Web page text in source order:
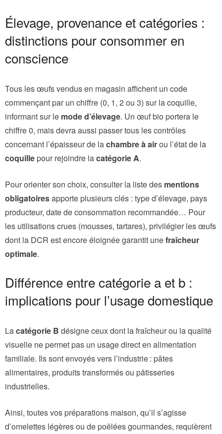
Élevage, provenance et catégories :
distinctions pour consommer en
conscience
Tous les œufs vendus en magasin affichent un code
commençant par un chiffre (0, 1, 2 ou 3) sur la coquille,
informant sur le mode d’élevage. Un œuf bio portera le
chiffre 0, mais devra aussi passer tous les contrôles
concernant l’épaisseur de lachambre à airou l’état de la
coquille pour rejoindre lacatégorie A.
Pour orienter son choix, consulter la liste des mentions
obligatoiresapporte plusieurs clés : type d’élevage, pays
producteur, date de consommation recommandée… Pour
les utilisations crues (mousses, tartares), privilégier les œufs
dont la DCR est encore éloignée garantit unefraîcheur
optimale.
Différence entre catégorie a et b :
implications pour l’usage domestique
Lacatégorie B désigne ceux dont la fraîcheur ou la qualité
visuelle ne permet pas un usage direct en alimentation
familiale. Ils sont envoyés vers l’industrie : pâtes
alimentaires, produits transformés ou pâtisseries
industrielles.
Ainsi, toutes vos préparations maison, qu’il s’agisse
d’omelettes légères ou de poêlées gourmandes, requièrent